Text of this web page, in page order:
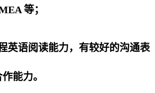
等；
英语阅读能力，有较好的沟通表
能力。